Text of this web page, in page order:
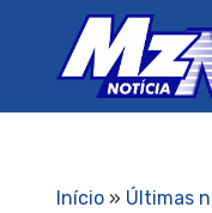
Início» Últimas